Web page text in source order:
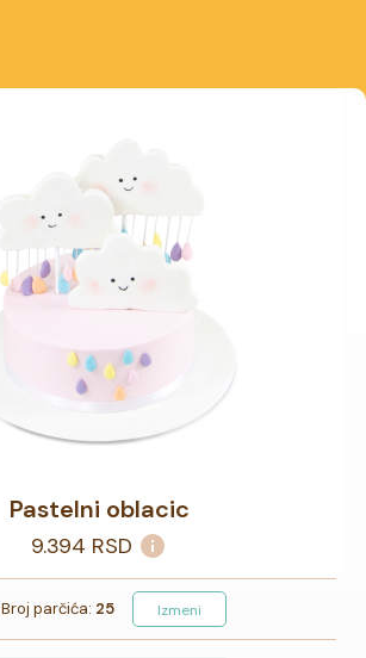
Pastelni oblacic
9.394 RSD
Broj parčića: 25 Izmeni